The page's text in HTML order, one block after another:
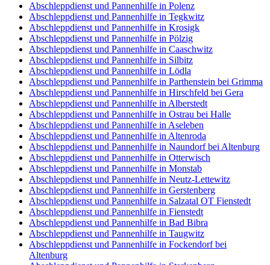
Abschleppdienst und Pannenhilfe in Polenz
Abschleppdienst und Pannenhilfe in Tegkwitz
Abschleppdienst und Pannenhilfe in Krosigk
Abschleppdienst und Pannenhilfe in Pölzig
Abschleppdienst und Pannenhilfe in Caaschwitz
Abschleppdienst und Pannenhilfe in Silbitz
Abschleppdienst und Pannenhilfe in Lödla
Abschleppdienst und Pannenhilfe in Parthenstein bei Grimma
Abschleppdienst und Pannenhilfe in Hirschfeld bei Gera
Abschleppdienst und Pannenhilfe in Alberstedt
Abschleppdienst und Pannenhilfe in Ostrau bei Halle
Abschleppdienst und Pannenhilfe in Aseleben
Abschleppdienst und Pannenhilfe in Altenroda
Abschleppdienst und Pannenhilfe in Naundorf bei Altenburg
Abschleppdienst und Pannenhilfe in Otterwisch
Abschleppdienst und Pannenhilfe in Monstab
Abschleppdienst und Pannenhilfe in Neutz-Lettewitz
Abschleppdienst und Pannenhilfe in Gerstenberg
Abschleppdienst und Pannenhilfe in Salzatal OT Fienstedt
Abschleppdienst und Pannenhilfe in Fienstedt
Abschleppdienst und Pannenhilfe in Bad Bibra
Abschleppdienst und Pannenhilfe in Taugwitz
Abschleppdienst und Pannenhilfe in Fockendorf bei
Altenburg